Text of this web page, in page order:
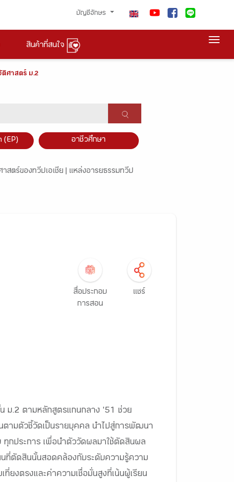
บัญชีอักษร
สินค้าที่สนใจ
ติศาสตร์ ม.2
(EP) อาชีวศึกษา
สตร์ของทวีปเอเชีย | แหล่งอารยธรรมทวีป
สื่อประกอบ
การสอน
แชร์
ม.2 ตามหลักสูตรแกนกลาง '51 ช่วย
ตามตัวชี้วัดเป็นรายบุคคล นำไปสู่การพัฒนา
กประการ เพื่อนำตัววัดผลมาใช้ตัดสินผล
นที่ตัดสินนั้นสอดคล้องกับระดับความรู้ความ
ยงตรงและค่าความเชื่อมั่นสูงที่เน้นผู้เรียน